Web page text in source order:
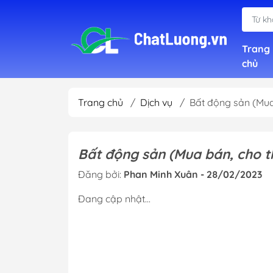
Trang
chủ
Nội
Trang chủ / Dịch vụ / Bất động sản
Bất động sản (Mua bán, cho
Đăng bởi: Phan Minh Xuân - 28/02/2023
Đang cập nhật...